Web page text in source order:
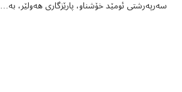
سەرپەرشتى ئومێد خۆشناو، پارێزگارى هەولێر، بە…